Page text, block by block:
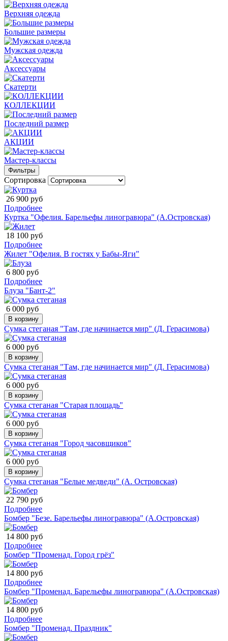
Верхняя одежда
Большие размеры
Мужская одежда
Аксессуары
Скатерти
КОЛЛЕКЦИИ
Последний размер
АКЦИИ
Мастер-классы
Фильтры
Сортировка
26 900 руб
Подробнее
Куртка "Офелия. Барельефы линогравюра" (А.Островская)
18 100 руб
Подробнее
Жилет "Офелия. В гостях у Бабы-Яги"
6 800 руб
Подробнее
Блуза "Бант-2"
6 000 руб
В корзину
Сумка стеганая "Там, где начинается мир" (Д. Герасимова)
6 000 руб
В корзину
Сумка стеганая "Там, где начинается мир" (Д. Герасимова)
6 000 руб
В корзину
Сумка стеганая "Старая площадь"
6 000 руб
В корзину
Сумка стеганая "Город часовщиков"
6 000 руб
В корзину
Сумка стеганая "Белые медведи" (А. Островская)
22 790 руб
Подробнее
Бомбер "Безе. Барельефы линогравюра" (А.Островская)
14 800 руб
Подробнее
Бомбер "Променад. Город грёз"
14 800 руб
Подробнее
Бомбер "Променад. Барельефы линогравюра" (А.Островская)
14 800 руб
Подробнее
Бомбер "Променад. Праздник"